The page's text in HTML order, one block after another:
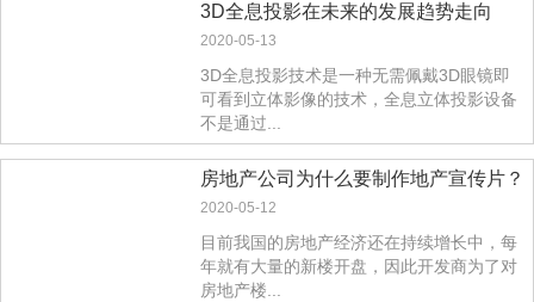
3D全息投影在未来的发展趋势走向
2020-05-13
3D全息投影技术是一种无需佩戴3D眼镜即
可看到立体影像的技术，全息立体投影设备
不是通过...
房地产公司为什么要制作地产宣传片？
2020-05-12
目前我国的房地产经济还在持续增长中，每
年就有大量的新楼开盘，因此开发商为了对
房地产楼...